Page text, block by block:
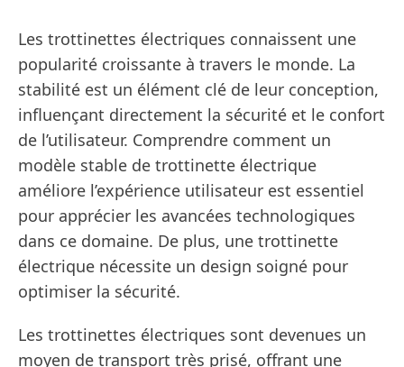
Les trottinettes électriques connaissent une
popularité croissante à travers le monde. La
stabilité est un élément clé de leur conception,
influençant directement la sécurité et le confort
de l’utilisateur. Comprendre comment un
modèle stable de trottinette électrique
améliore l’expérience utilisateur est essentiel
pour apprécier les avancées technologiques
dans ce domaine. De plus, une trottinette
électrique nécessite un design soigné pour
optimiser la sécurité.
Les trottinettes électriques sont devenues un
moyen de transport très prisé, offrant une